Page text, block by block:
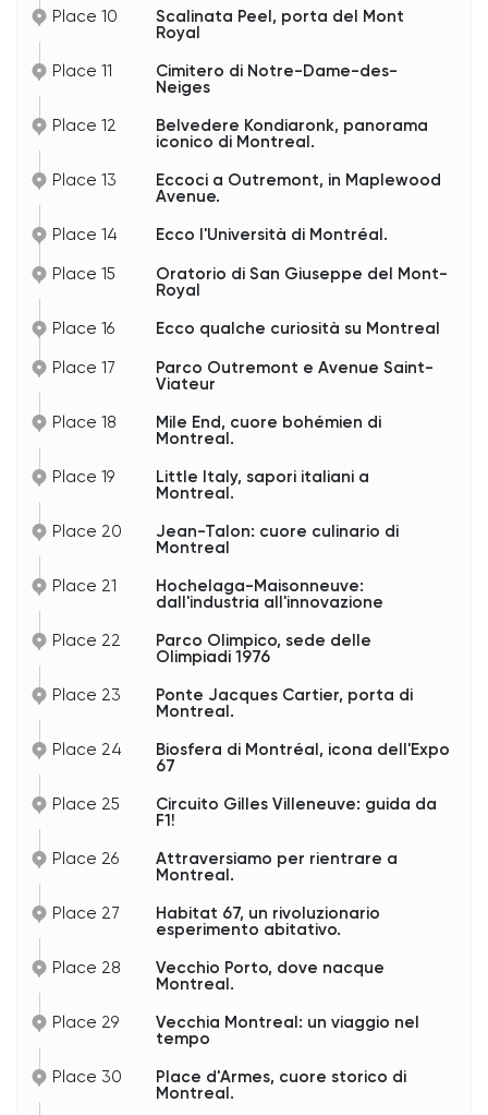
Place 10
Scalinata Peel, porta del Mont
Royal
Place 11
Cimitero di Notre-Dame-des-
Neiges
Place 12
Belvedere Kondiaronk, panorama
iconico di Montreal.
Place 13
Eccoci a Outremont, in Maplewood
Avenue.
Place 14
Ecco l'Università di Montréal.
Place 15
Oratorio di San Giuseppe del Mont-
Royal
Place 16
Ecco qualche curiosità su Montreal
Place 17
Parco Outremont e Avenue Saint-
Viateur
Place 18
Mile End, cuore bohémien di
Montreal.
Place 19
Little Italy, sapori italiani a
Montreal.
Place 20
Jean-Talon: cuore culinario di
Montreal
Place 21
Hochelaga-Maisonneuve:
dall'industria all'innovazione
Place 22
Parco Olimpico, sede delle
Olimpiadi 1976
Place 23
Ponte Jacques Cartier, porta di
Montreal.
Place 24
Biosfera di Montréal, icona dell'Expo
67
Place 25
Circuito Gilles Villeneuve: guida da
F1!
Place 26
Attraversiamo per rientrare a
Montreal.
Place 27
Habitat 67, un rivoluzionario
esperimento abitativo.
Place 28
Vecchio Porto, dove nacque
Montreal.
Place 29
Vecchia Montreal: un viaggio nel
tempo
Place 30
Place d'Armes, cuore storico di
Montreal.